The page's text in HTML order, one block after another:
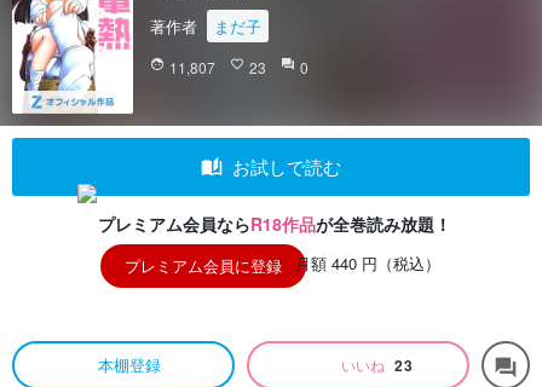
著作者 まだ子
face 11,807 favorite_border 23 question_answer 0
auto_stories お試しで読む
プレミアム会員ならR18作品が全巻読み放題！
プレミアム会員に登録 月額 440 円（税込）
本棚登録 いいね 23 forum